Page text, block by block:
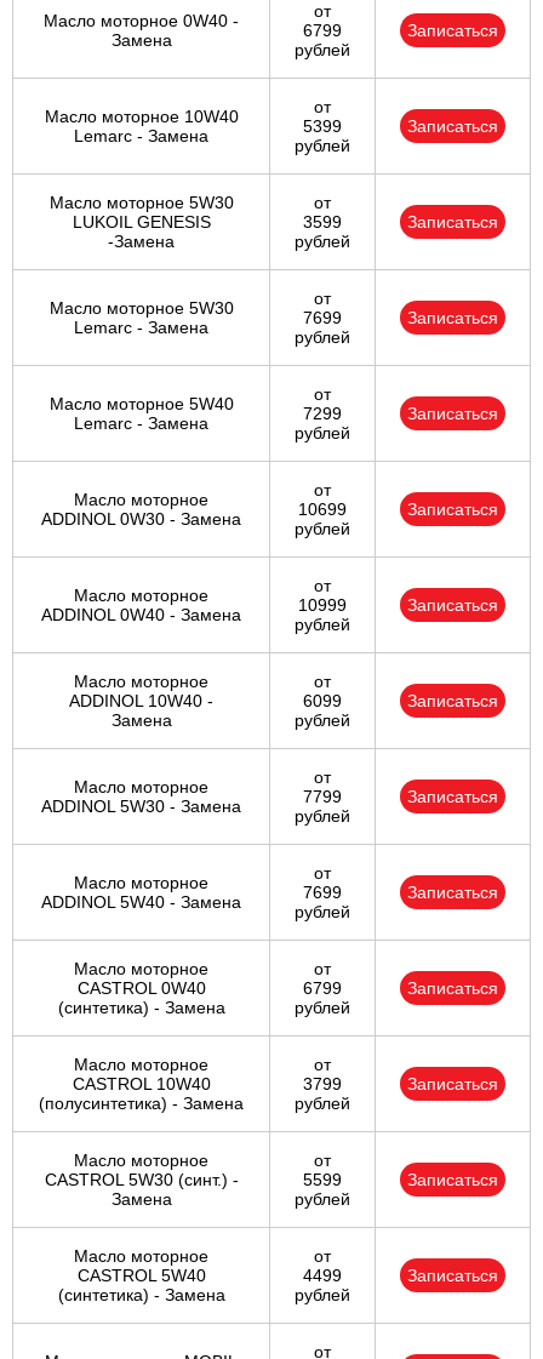
Масло моторное 0W40 -
Замена
от
6799
рублей
Записаться
Масло моторное 10W40
Lemarc - Замена
от
5399
рублей
Записаться
Масло моторное 5W30
LUKOIL GENESIS
-Замена
от
3599
рублей
Записаться
Масло моторное 5W30
Lemarc - Замена
от
7699
рублей
Записаться
Масло моторное 5W40
Lemarc - Замена
от
7299
рублей
Записаться
Масло моторное
ADDINOL 0W30 - Замена
от
10699
рублей
Записаться
Масло моторное
ADDINOL 0W40 - Замена
от
10999
рублей
Записаться
Масло моторное
ADDINOL 10W40 -
Замена
от
6099
рублей
Записаться
Масло моторное
ADDINOL 5W30 - Замена
от
7799
рублей
Записаться
Масло моторное
ADDINOL 5W40 - Замена
от
7699
рублей
Записаться
Масло моторное
CASTROL 0W40
(синтетика) - Замена
от
6799
рублей
Записаться
Масло моторное
CASTROL 10W40
(полусинтетика) - Замена
от
3799
рублей
Записаться
Масло моторное
CASTROL 5W30 (синт.) -
Замена
от
5599
рублей
Записаться
Масло моторное
CASTROL 5W40
(синтетика) - Замена
от
4499
рублей
Записаться
от